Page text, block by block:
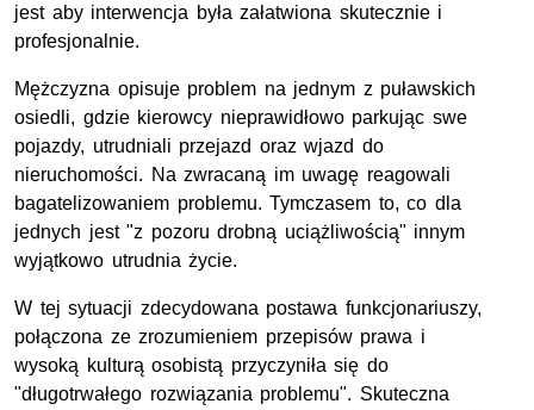
jest aby interwencja była załatwiona skutecznie i
profesjonalnie.
Mężczyzna opisuje problem na jednym z puławskich
osiedli, gdzie kierowcy nieprawidłowo parkując swe
pojazdy, utrudniali przejazd oraz wjazd do
nieruchomości. Na zwracaną im uwagę reagowali
bagatelizowaniem problemu. Tymczasem to, co dla
jednych jest "z pozoru drobną uciążliwością" innym
wyjątkowo utrudnia życie.
W tej sytuacji zdecydowana postawa funkcjonariuszy,
połączona ze zrozumieniem przepisów prawa i
wysoką kulturą osobistą przyczyniła się do
"długotrwałego rozwiązania problemu". Skuteczna